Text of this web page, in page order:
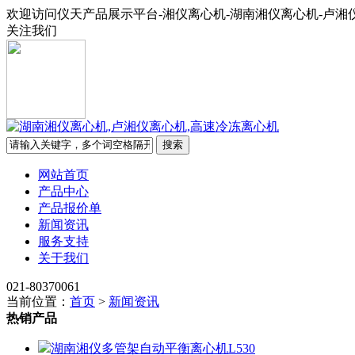
欢迎访问仪天产品展示平台-湘仪离心机-湖南湘仪离心机-卢湘
关注我们
网站首页
产品中心
产品报价单
新闻资讯
服务支持
关于我们
021-80370061
当前位置： 首页 > 新闻资讯
热销产品
湖南湘仪多管架自动平衡离心机L530